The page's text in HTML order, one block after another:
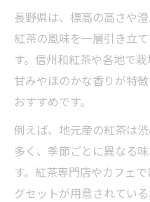
長野県は、標高の高さや
紅茶の風味を一層引き立
す。信州和紅茶や各地で
甘みやほのかな香りが特
おすすめです。
例えば、地元産の紅茶は
多く、季節ごとに異なる
す。紅茶専門店やカフェ
グセットが用意されてい